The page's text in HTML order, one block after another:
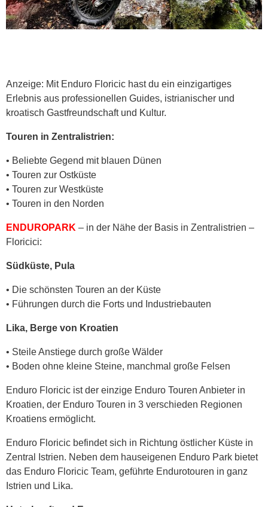
Anzeige: Mit Enduro Floricic hast du ein einzigartiges
Erlebnis aus professionellen Guides, istrianischer und
kroatisch Gastfreundschaft und Kultur.
Touren in Zentralistrien:
• Beliebte Gegend mit blauen Dünen
• Touren zur Ostküste
• Touren zur Westküste
• Touren in den Norden
ENDUROPARK – in der Nähe der Basis in Zentralistrien –
Floricici:
Südküste, Pula
• Die schönsten Touren an der Küste
• Führungen durch die Forts und Industriebauten
Lika, Berge von Kroatien
• Steile Anstiege durch große Wälder
• Boden ohne kleine Steine, manchmal große Felsen
Enduro Floricic ist der einzige Enduro Touren Anbieter in
Kroatien, der Enduro Touren in 3 verschieden Regionen
Kroatiens ermöglicht.
Enduro Floricic befindet sich in Richtung östlicher Küste in
Zentral Istrien. Neben dem hauseigenen Enduro Park bietet
das Enduro Floricic Team, geführte Endurotouren in ganz
Istrien und Lika.